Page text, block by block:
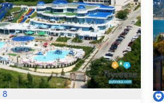
8